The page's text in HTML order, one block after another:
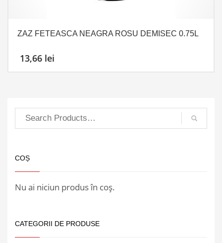
ZAZ FETEASCA NEAGRA ROSU DEMISEC 0.75L
13,66 lei
COȘ
Nu ai niciun produs în coș.
CATEGORII DE PRODUSE